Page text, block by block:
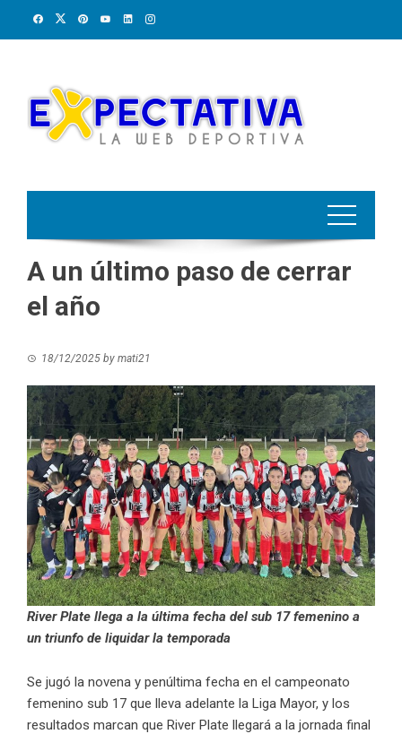
A un último paso de cerrar
el año
18/12/2025 by mati21
River Plate llega a la última fecha del sub 17 femenino a
un triunfo de liquidar la temporada
Se jugó la novena y penúltima fecha en el campeonato
femenino sub 17 que lleva adelante la Liga Mayor, y los
resultados marcan que River Plate llegará a la jornada final